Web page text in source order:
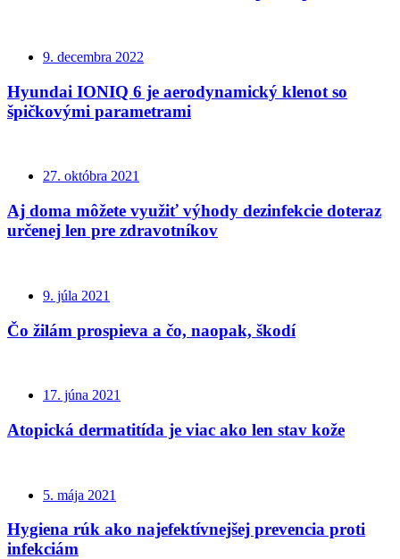
9. decembra 2022
Hyundai IONIQ 6 je aerodynamický klenot so
špičkovými parametrami
27. októbra 2021
Aj doma môžete využiť výhody dezinfekcie doteraz
určenej len pre zdravotníkov
9. júla 2021
Čo žilám prospieva a čo, naopak, škodí
17. júna 2021
Atopická dermatitída je viac ako len stav kože
5. mája 2021
Hygiena rúk ako najefektívnejšej prevencia proti
infekciám